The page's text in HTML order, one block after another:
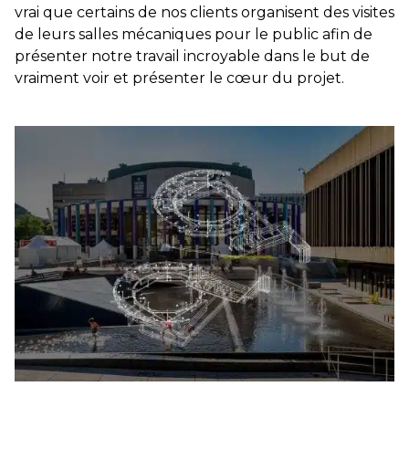
vrai que certains de nos clients organisent des visites
de leurs salles mécaniques pour le public afin de
présenter notre travail incroyable dans le but de
vraiment voir et présenter le cœur du projet.